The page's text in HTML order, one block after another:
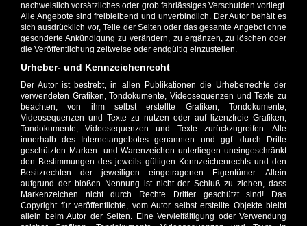
nachweislich vorsätzliches oder grob fahrlässiges Verschulden vorliegt.
Alle Angebote sind freibleibend und unverbindlich. Der Autor behält es
sich ausdrücklich vor, Teile der Seiten oder das gesamte Angebot ohne
gesonderte Ankündigung zu verändern, zu ergänzen, zu löschen oder
die Veröffentlichung zeitweise oder endgültig einzustellen.
Urheber- und Kennzeichenrecht
Der Autor ist bestrebt, in allen Publikationen die Urheberrechte der
verwendeten Grafiken, Tondokumente, Videosequenzen und Texte zu
beachten, von ihm selbst erstellte Grafiken, Tondokumente,
Videosequenzen und Texte zu nutzen oder auf lizenzfreie Grafiken,
Tondokumente, Videosequenzen und Texte zurückzugreifen. Alle
innerhalb des Internetangebotes genannten und ggf. durch Dritte
geschützten Marken- und Warenzeichen unterliegen uneingeschränkt
den Bestimmungen des jeweils gültigen Kennzeichenrechts und den
Besitzrechten der jeweiligen eingetragenen Eigentümer. Allein
aufgrund der bloßen Nennung ist nicht der Schluß zu ziehen, dass
Markenzeichen nicht durch Rechte Dritter geschützt sind! Das
Copyright für veröffentlichte, vom Autor selbst erstellte Objekte bleibt
allein beim Autor der Seiten. Eine Vervielfältigung oder Verwendung